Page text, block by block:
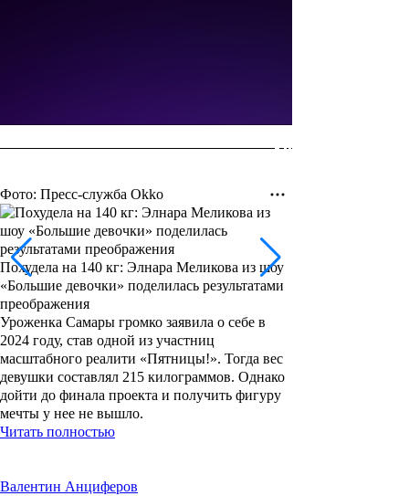
Фото: Пресс-служба Okko
Похудела на 140 кг: Элнара Меликова из шоу
«Большие девочки» поделилась результатами
преображения
Уроженка Самары громко заявила о себе в
2024 году, став одной из участниц
масштабного реалити «Пятницы!». Тогда вес
девушки составлял 215 килограммов. Однако
дойти до финала проекта и получить фигуру
мечты у нее не вышло.
Читать полностью
Валентин Анциферов